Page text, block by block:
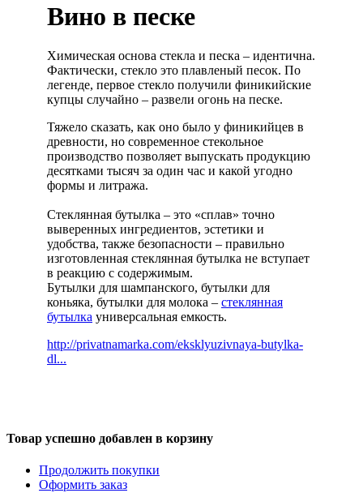
​Вино в песке
Химическая основа стекла и песка – идентична.
Фактически, стекло это плавленый песок. По
легенде, первое стекло получили финикийские
купцы случайно – развели огонь на песке.
Тяжело сказать, как оно было у финикийцев в
древности, но современное стекольное
производство позволяет выпускать продукцию
десятками тысяч за один час и какой угодно
формы и литража.
Стеклянная бутылка – это «сплав» точно
выверенных ингредиентов, эстетики и
удобства, также безопасности – правильно
изготовленная стеклянная бутылка не вступает
в реакцию с содержимым.
Бутылки для шампанского, бутылки для
коньяка, бутылки для молока – стеклянная
бутылка универсальная емкость.
http://privatnamarka.com/eksklyuzivnaya-butylka-
dl...
Товар успешно добавлен в корзину
Продолжить покупки
Оформить заказ